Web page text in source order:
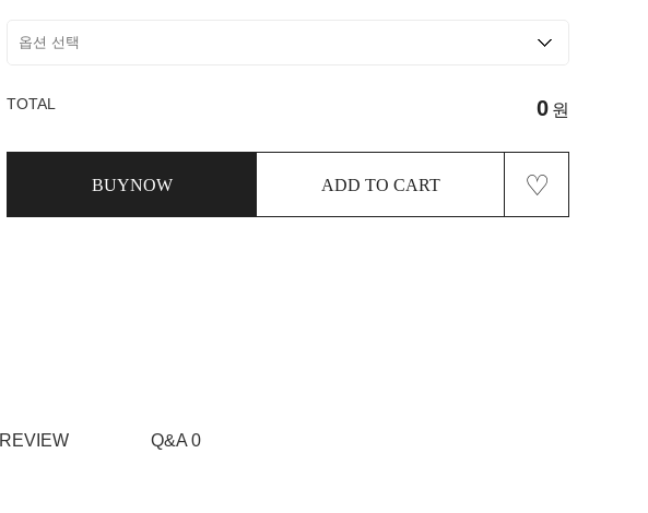
TOTAL 0 원
BUYNOW ADD TO CART ♡
REVIEW Q&A 0